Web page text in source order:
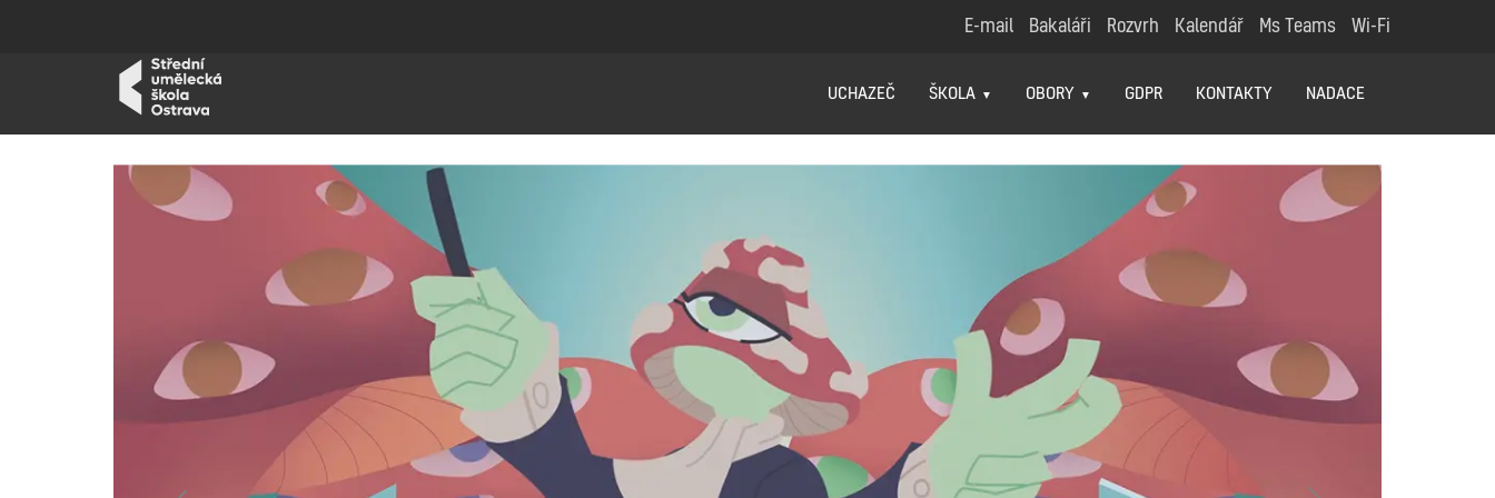
E-mail Bakaláři Rozvrh Kalendář Ms Teams Wi-Fi
UCHAZEČ ŠKOLA OBORY GDPR KONTAKTY NADACE